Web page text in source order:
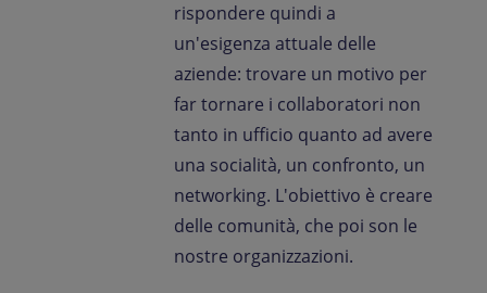
rispondere quindi a
un'esigenza attuale delle
aziende: trovare un motivo per
far tornare i collaboratori non
tanto in ufficio quanto ad avere
una socialità, un confronto, un
networking. L'obiettivo è creare
delle comunità, che poi son le
nostre organizzazioni.